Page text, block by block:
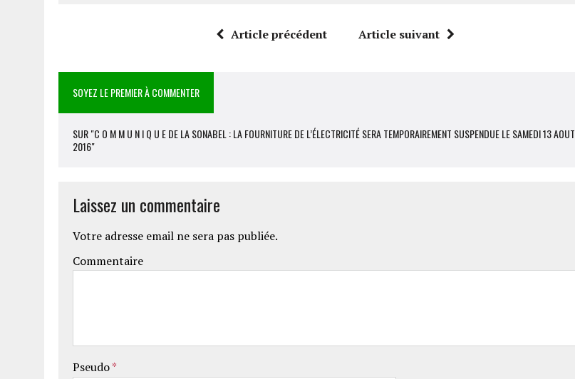
Article précédent Article suivant
SOYEZ LE PREMIER À COMMENTER
SUR "C O M M U N I Q U E DE LA SONABEL : LA FOURNITURE DE L’ÉLECTRICITÉ SERA TEMPORAIREMENT SUSPENDUE LE SAMEDI 13 AOUT
2016"
Laissez un commentaire
Votre adresse email ne sera pas publiée.
Commentaire
Pseudo*